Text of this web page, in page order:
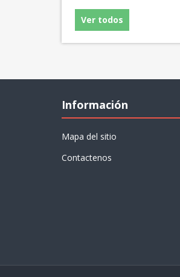
Ver todos
Información
Mapa del sitio
Contactenos